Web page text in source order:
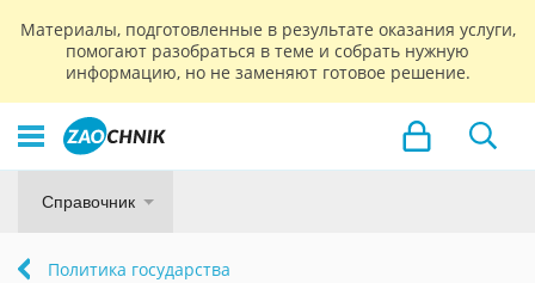
Материалы, подготовленные в результате оказания услуги,
помогают разобраться в теме и собрать нужную
информацию, но не заменяют готовое решение.
Справочник
Политика государства